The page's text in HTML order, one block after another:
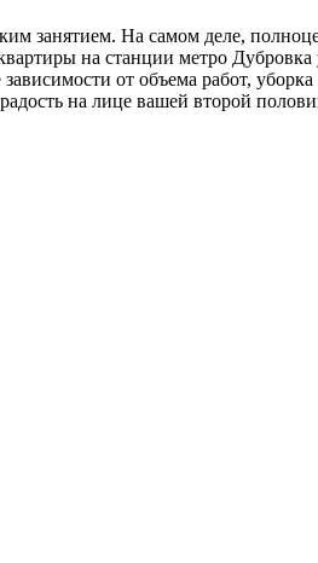
На самом деле,
на станции метро
от объема работ,
на лице вашей второй